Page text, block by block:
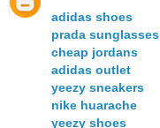
adidas shoes
prada sunglasses
cheap jordans
adidas outlet
yeezy sneakers
nike huarache
yeezy shoes